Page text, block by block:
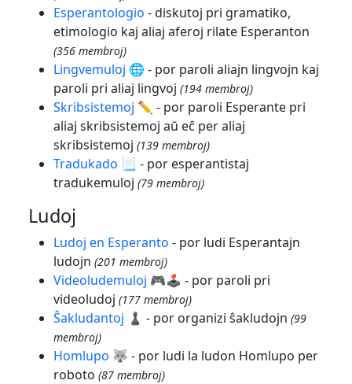
Esperantologio - diskutoj pri gramatiko,
etimologio kaj aliaj aferoj rilate Esperanton
(356 membroj)
Lingvemuloj 🌐 - por paroli aliajn lingvojn kaj
paroli pri aliaj lingvoj (194 membroj)
Skribsistemoj ✏️ - por paroli Esperante pri
aliaj skribsistemoj aŭ eĉ per aliaj
skribsistemoj (139 membroj)
Tradukado 📃 - por esperantistaj
tradukemuloj (79 membroj)
Ludoj
Ludoj en Esperanto - por ludi Esperantajn
ludojn (201 membroj)
Videoludemuloj 🎮🕹 - por paroli pri
videoludoj (177 membroj)
Ŝakludantoj ♟ - por organizi ŝakludojn (99
membroj)
Homlupo 🐺 - por ludi la ludon Homlupo per
roboto (87 membroj)